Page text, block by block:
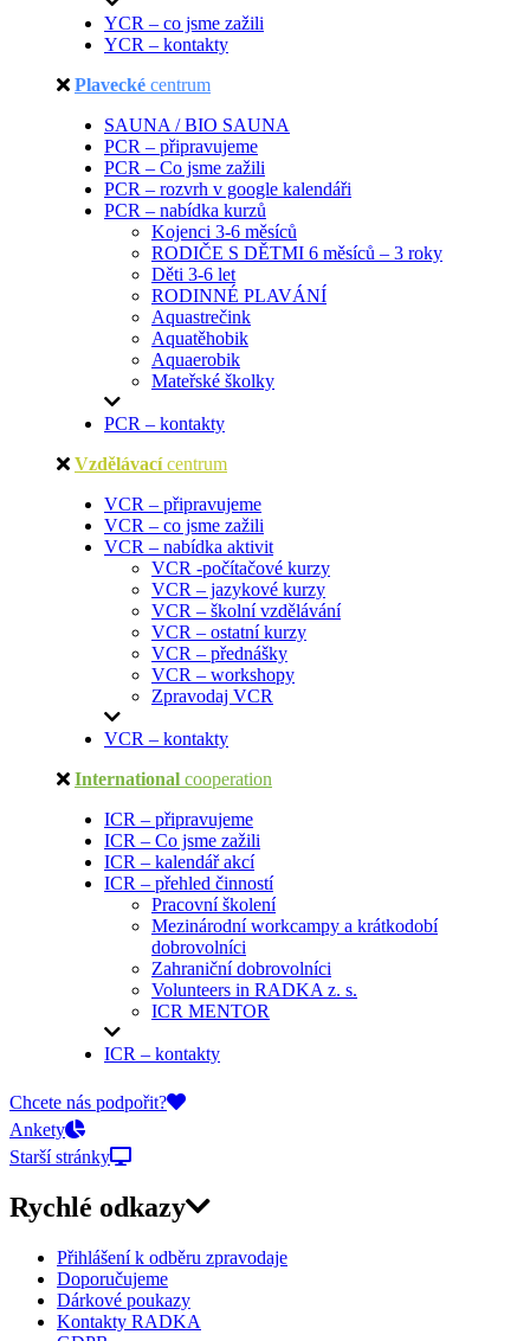
YCR – co jsme zažili
YCR – kontakty
Plavecké centrum
SAUNA / BIO SAUNA
PCR – připravujeme
PCR – Co jsme zažili
PCR – rozvrh v google kalendáři
PCR – nabídka kurzů
Kojenci 3-6 měsíců
RODIČE S DĚTMI 6 měsíců – 3 roky
Děti 3-6 let
RODINNÉ PLAVÁNÍ
Aquastrečink
Aquatěhobik
Aquaerobik
Mateřské školky
PCR – kontakty
Vzdělávací centrum
VCR – připravujeme
VCR – co jsme zažili
VCR – nabídka aktivit
VCR -počítačové kurzy
VCR – jazykové kurzy
VCR – školní vzdělávání
VCR – ostatní kurzy
VCR – přednášky
VCR – workshopy
Zpravodaj VCR
VCR – kontakty
International cooperation
ICR – připravujeme
ICR – Co jsme zažili
ICR – kalendář akcí
ICR – přehled činností
Pracovní školení
Mezinárodní workcampy a krátkodobí
dobrovolníci
Zahraniční dobrovolníci
Volunteers in RADKA z. s.
ICR MENTOR
ICR – kontakty
On-line přihlášky
Chcete nás podpořit?
Ankety
Starší stránky
Rychlé odkazy
Přihlášení k odběru zpravodaje
Doporučujeme
Dárkové poukazy
Kontakty RADKA